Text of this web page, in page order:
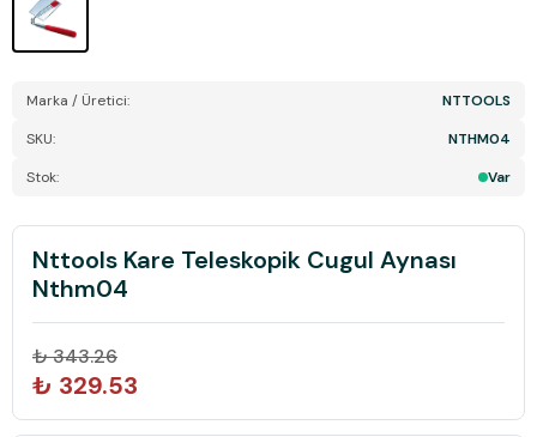
Marka / Üretici:
NTTOOLS
SKU:
NTHM04
Stok:
Var
Nttools Kare Teleskopik Cugul Aynası
Nthm04
₺ 343.26
₺ 329.53